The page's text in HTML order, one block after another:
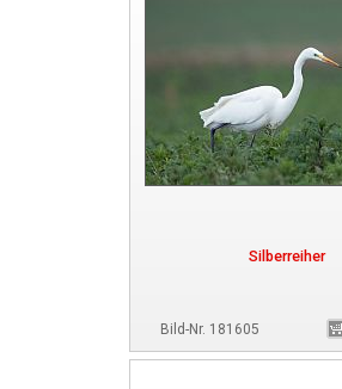
Silberreiher
Bild-Nr. 181605